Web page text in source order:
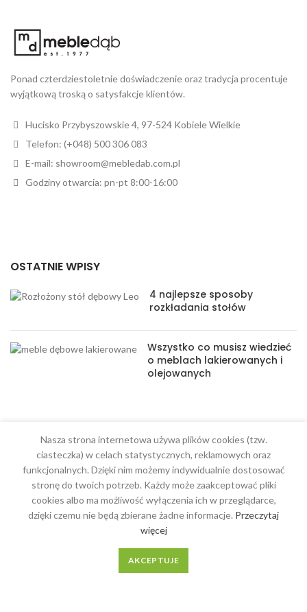
Ponad czterdziestoletnie doświadczenie oraz tradycja procentuje
wyjątkową troską o satysfakcje klientów.
Hucisko Przybyszowskie 4, 97-524 Kobiele Wielkie
Telefon: (+048) 500 306 083
E-mail: showroom@mebledab.com.pl
Godziny otwarcia: pn-pt 8:00-16:00
OSTATNIE WPISY
4 najlepsze sposoby
rozkładania stołów
Wszystko co musisz wiedzieć
o meblach lakierowanych i
olejowanych
MENU
Meble na wymiar
O Nas
Nasza strona internetowa używa plików cookies (tzw.
ciasteczka) w celach statystycznych, reklamowych oraz
funkcjonalnych. Dzięki nim możemy indywidualnie dostosować
stronę do twoich potrzeb. Każdy może zaakceptować pliki
cookies albo ma możliwość wyłączenia ich w przeglądarce,
dzięki czemu nie będą zbierane żadne informacje. Przeczytaj
więcej
AKCEPTUJE